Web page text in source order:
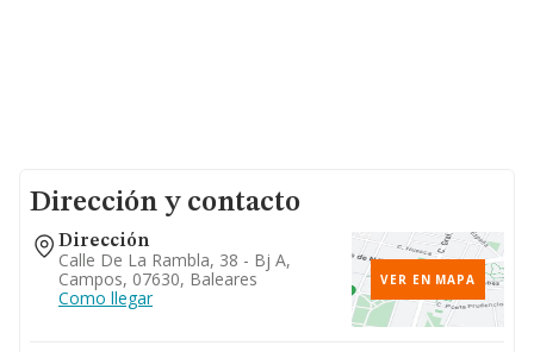
Dirección y contacto
Dirección
Calle De La Rambla, 38 - Bj A,
Campos, 07630, Baleares
Como llegar
VER EN MAPA